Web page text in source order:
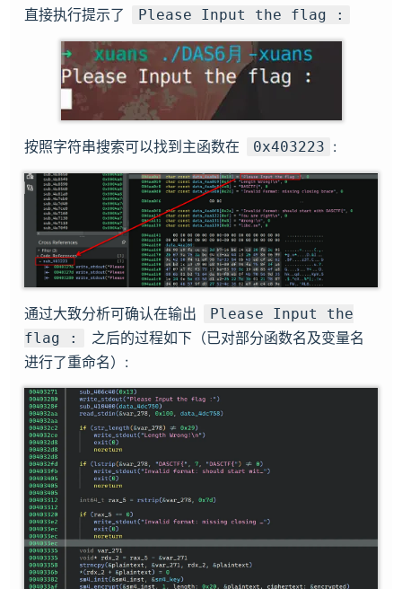
直接执行提示了 Please Input the flag :
按照字符串搜索可以找到主函数在 0x403223 :
通过大致分析可确认在输出
Please Input the
flag :
之后的过程如下（已对部分函数名及变量名
进行了重命名）: